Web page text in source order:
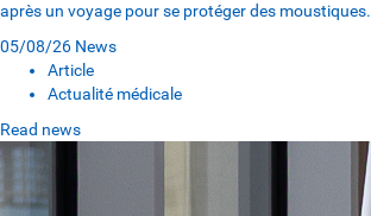
après un voyage pour se protéger des moustiques.
05/08/26 News
Article
Actualité médicale
Read news